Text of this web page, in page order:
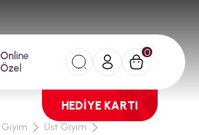
Online
Özel
0
HEDİYE KARTI
Giyim
Üst Giyim